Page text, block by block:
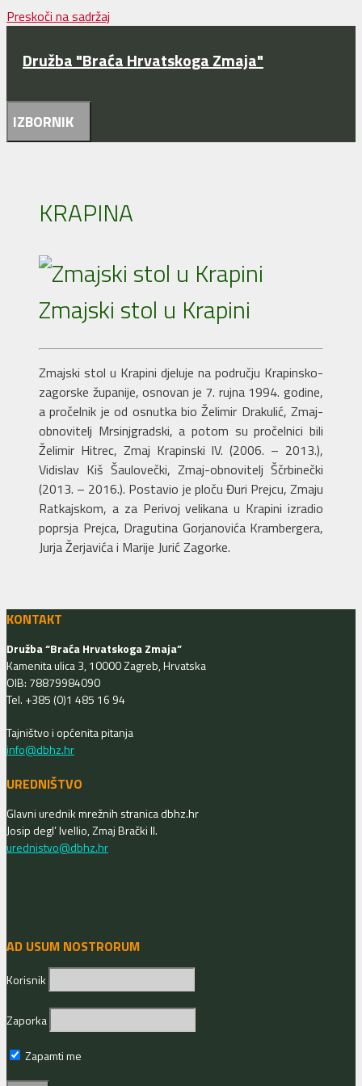
Preskoči na sadržaj
Družba "Braća Hrvatskoga Zmaja"
IZBORNIK
KRAPINA
Zmajski stol u Krapini
Zmajski stol u Krapini djeluje na području Krapinsko-
zagorske županije, osnovan je 7. rujna 1994. godine,
a pročelnik je od osnutka bio Želimir Drakulić, Zmaj-
obnovitelj Mrsinjgradski, a potom su pročelnici bili
Želimir Hitrec, Zmaj Krapinski IV. (2006. – 2013.),
Vidislav Kiš Šaulovečki, Zmaj-obnovitelj Ščrbinečki
(2013. – 2016.). Postavio je ploču Đuri Prejcu, Zmaju
Ratkajskom, a za Perivoj velikana u Krapini izradio
poprsja Prejca, Dragutina Gorjanovića Krambergera,
Jurja Žerjavića i Marije Jurić Zagorke.
KONTAKT
Družba “Braća Hrvatskoga Zmaja”
Kamenita ulica 3, 10000 Zagreb, Hrvatska
OIB: 78879984090
Tel. +385 (0)1 485 16 94
Tajništvo i općenita pitanja
info@dbhz.hr
UREDNIŠTVO
Glavni urednik mrežnih stranica dbhz.hr
Josip degl’ Ivellio, Zmaj Brački II.
urednistvo@dbhz.hr
AD USUM NOSTRORUM
Korisnik
Zaporka
Zapamti me